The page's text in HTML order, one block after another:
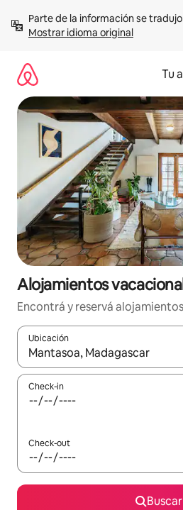
contenidoMostrar idioma original
Tu
Alojamientos
Encontrá y reservá
Ubicación
Cuando los resultados estén
Check-in
Check-out
Buscar